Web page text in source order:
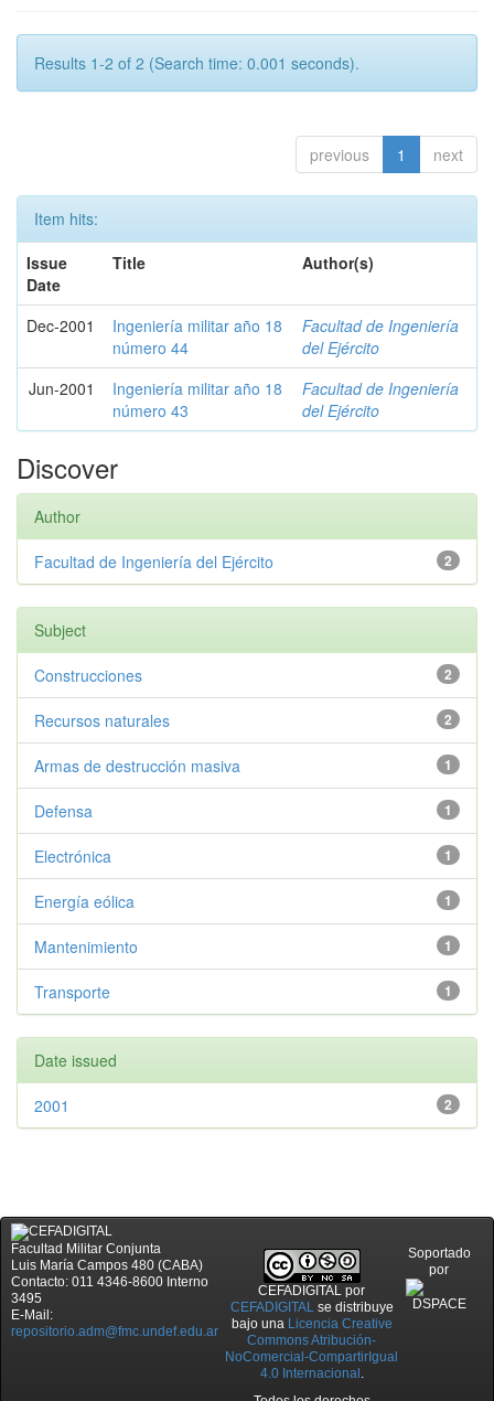
Results 1-2 of 2 (Search time: 0.001 seconds).
previous 1 next
Item hits:
Issue
Date
Title Author(s)
Dec-2001
Ingeniería militar año 18
número 44
Facultad de Ingeniería
del Ejército
Jun-2001
Ingeniería militar año 18
número 43
Facultad de Ingeniería
del Ejército
Discover
Author
2
Facultad de Ingeniería del Ejército
Subject
2
Construcciones
2
Recursos naturales
1
Armas de destrucción masiva
1
Defensa
1
Electrónica
1
Energía eólica
1
Mantenimiento
1
Transporte
Date issued
2
2001
Facultad Militar Conjunta
Luis María Campos 480 (CABA)
Contacto: 011 4346-8600 Interno
3495
E-Mail:
repositorio.adm@fmc.undef.edu.ar
CEFADIGITAL por
CEFADIGITALse distribuye
bajo una Licencia Creative
Commons Atribución-
NoComercial-CompartirIgual
4.0 Internacional .
Soportado
por